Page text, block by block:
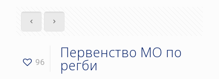
96
Первенство МО по
регби